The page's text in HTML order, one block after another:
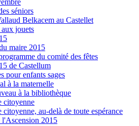
séniors
Belkacem au Castellet
jouets
maire 2015
du comité des fêtes
de Castellum
pour enfants sages
à la maternelle
à la bibliothèque
citoyenne
citoyenne, au-delà de toute espérance
l'Ascension 2015